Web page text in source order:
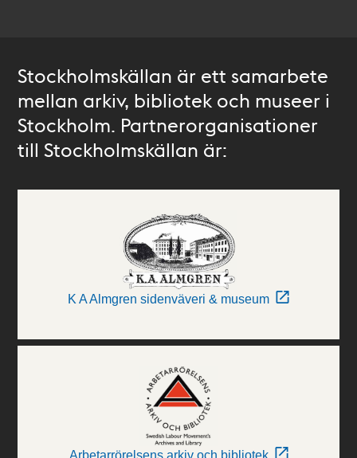
Stockholmskällan är ett samarbete
mellan arkiv, bibliotek och museer i
Stockholm. Partnerorganisationer
till Stockholmskällan är:
K A Almgren sidenväveri & museum
Arbetarrörelsens arkiv och bibliotek